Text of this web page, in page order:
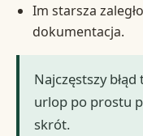
Im starsza
dokumentacja.
Najczęstszy
urlop po prostu
skrót.